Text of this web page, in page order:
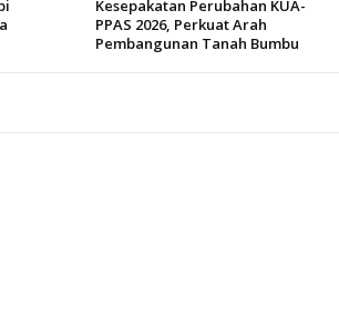
Kesepakatan Perubahan KUA-
PPAS 2026, Perkuat Arah
Pembangunan Tanah Bumbu